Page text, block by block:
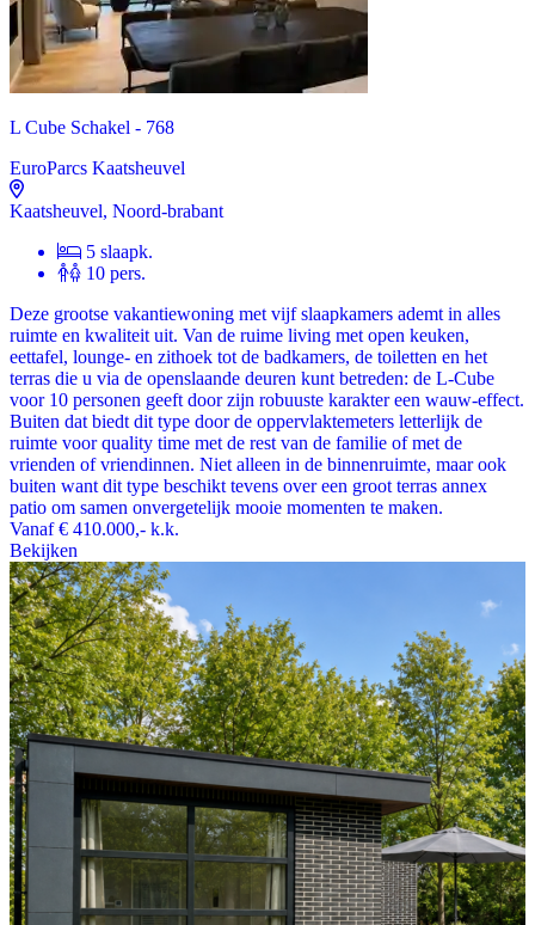
L Cube Schakel - 768
EuroParcs Kaatsheuvel
Kaatsheuvel, Noord-brabant
5 slaapk.
10 pers.
Deze grootse vakantiewoning met vijf slaapkamers ademt in alles
ruimte en kwaliteit uit. Van de ruime living met open keuken,
eettafel, lounge- en zithoek tot de badkamers, de toiletten en het
terras die u via de openslaande deuren kunt betreden: de L-Cube
voor 10 personen geeft door zijn robuuste karakter een wauw-effect.
Buiten dat biedt dit type door de oppervlaktemeters letterlijk de
ruimte voor quality time met de rest van de familie of met de
vrienden of vriendinnen. Niet alleen in de binnenruimte, maar ook
buiten want dit type beschikt tevens over een groot terras annex
patio om samen onvergetelijk mooie momenten te maken.
Vanaf € 410.000,- k.k.
Bekijken